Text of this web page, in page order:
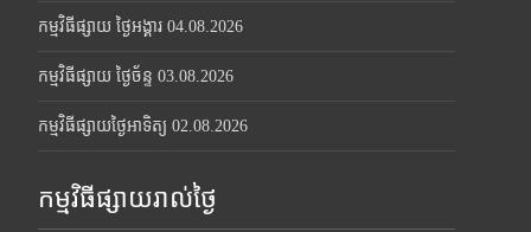
កម្មវិធីផ្សាយ ថ្ងៃអង្គារ 04.08.2026
កម្មវិធីផ្សាយ ថ្ងៃច័ន្ទ 03.08.2026
កម្មវិធីផ្សាយថ្ងៃអាទិត្យ 02.08.2026
កម្មវិធីផ្សាយរាល់ថ្ងៃ